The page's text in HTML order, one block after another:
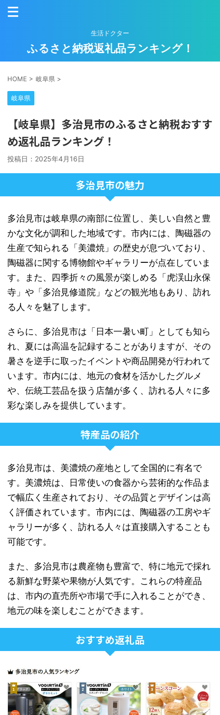
生活ドクター
ふるさと納税返礼品ランキング！
HOME > 岐阜県 >
岐阜県
【岐阜県】多治見市のふるさと納税おすす
め返礼品ランキング！
投稿日： 2025年4月16日
多治見市の魅力
多治見市は岐阜県の南部に位置し、美しい自然と豊
かな文化が調和した地域です。市内には、陶磁器の
生産で知られる「美濃焼」の歴史が息づいており、
陶磁器に関する博物館やギャラリーが点在していま
す。また、四季折々の風景が楽しめる「虎渓山永保
寺」や「多治見修道院」などの観光地もあり、訪れ
る人々を魅了します。
さらに、多治見市は「日本一暑い町」としても知ら
れ、夏には高温を記録することがありますが、その
暑さを逆手に取ったイベントや商品開発が行われて
います。市内には、地元の食材を活かしたグルメ
や、伝統工芸品を扱う店舗が多く、訪れる人々に多
彩な楽しみを提供しています。
特産品の紹介
多治見市は、美濃焼の産地として全国的に有名で
す。美濃焼は、日常使いの食器から芸術的な作品ま
で幅広く生産されており、その品質とデザインは高
く評価されています。市内には、陶磁器の工房やギ
ャラリーが多く、訪れる人々は直接購入することも
可能です。
また、多治見市は農産物も豊富で、特に地元で採れ
る新鮮な野菜や果物が人気です。これらの特産品
は、市内の直売所や市場で手に入れることができ、
地元の味を楽しむことができます。
おすすめ返礼品